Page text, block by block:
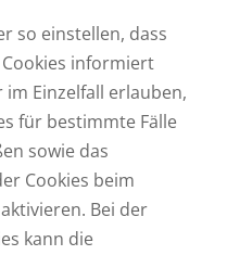
so einstellen, dass
informiert
Einzelfall erlauben,
für bestimmte Fälle
sowie das
Cookies beim
Bei der
kann die